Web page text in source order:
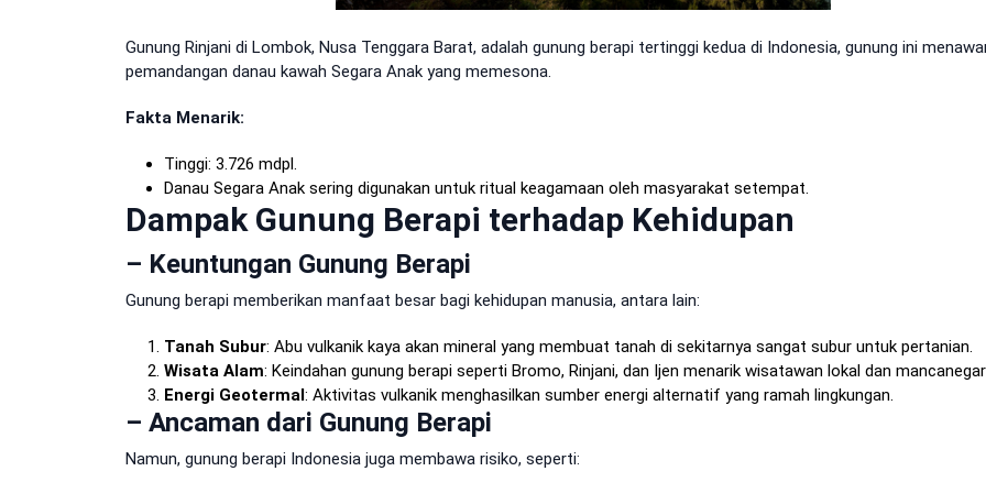
Gunung Rinjani di Lombok, Nusa Tenggara Barat, adalah gunung berapi tertinggi kedua di Indonesia, gunung ini
pemandangan danau kawah Segara Anak yang memesona.
Fakta Menarik:
Tinggi: 3.726 mdpl.
Danau Segara Anak sering digunakan untuk ritual keagamaan oleh masyarakat setempat.
Dampak Gunung Berapi terhadap Kehidupan
– Keuntungan Gunung Berapi
Gunung berapi memberikan manfaat besar bagi kehidupan manusia, antara lain:
Tanah Subur: Abu vulkanik kaya akan mineral yang membuat tanah di sekitarnya sangat subur untuk pertanian.
Wisata Alam: Keindahan gunung berapi seperti Bromo, Rinjani, dan Ijen menarik wisatawan lokal dan
Energi Geotermal: Aktivitas vulkanik menghasilkan sumber energi alternatif yang ramah lingkungan.
– Ancaman dari Gunung Berapi
Namun, gunung berapi Indonesia juga membawa risiko, seperti: